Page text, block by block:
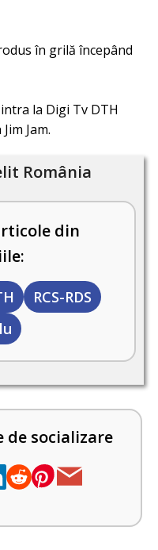
în grilă începând
la Digi Tv DTH
Jam.
România
din
RCS-RDS
de socializare